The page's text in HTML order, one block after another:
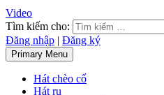
Video
Tìm kiếm cho:
Đăng nhập | Đăng ký
Primary Menu
Hát chèo cổ
Hát ru